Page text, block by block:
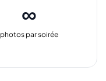
∞
photos par soirée